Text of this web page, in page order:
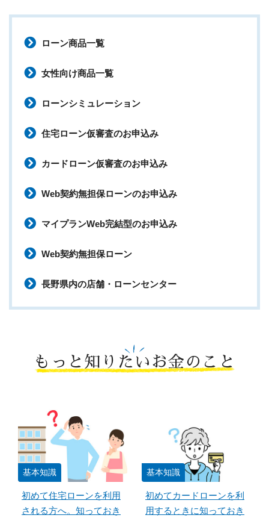
ローン商品一覧
女性向け商品一覧
ローンシミュレーション
住宅ローン仮審査のお申込み
カードローン仮審査のお申込み
Web契約無担保ローンのお申込み
マイプランWeb完結型のお申込み
Web契約無担保ローン
長野県内の店舗・ローンセンター
もっと知りたいお金のこと
基本知識
初めて住宅ローンを利用
される方へ。知っておき
基本知識
初めてカードローンを利
用するときに知っておき